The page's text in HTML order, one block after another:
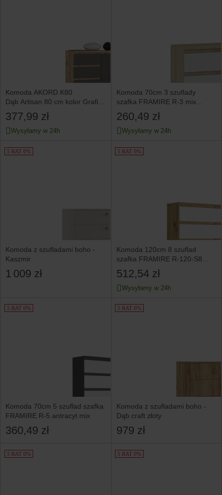
Komoda AKORD K80
Dąb Artisan 80 cm kolor Grafit
Szary mat 80x35x97 cm
377,99 zł
Wysyłamy w 24h
Komoda 70cm 3 szuflady
szafka FRAMIRE R-3 mix
sonoma
260,49 zł
Wysyłamy w 24h
5 RAT 0%
Komoda z szufladami boho -
Kaszmir
1 009 zł
5 RAT 0%
Komoda 120cm 8 szuflad
szafka FRAMIRE R-120-S8
artisan mix
512,54 zł
Wysyłamy w 24h
5 RAT 0%
Komoda 70cm 5 szuflad szafka
FRAMIRE R-5 antracyt mix
360,49 zł
5 RAT 0%
Komoda z szufladami boho -
Dąb craft złoty
979 zł
5 RAT 0% 5 RAT 0%